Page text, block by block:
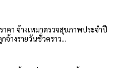
คา จ้างเหมาตรวจสุขภาพประจำปี
จ้างรายวันชั่วคราว...